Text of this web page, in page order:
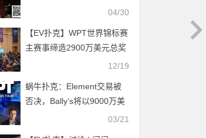
不到2小时拿下195w刀底池
04/30
【EV扑克】WPT世界锦标赛
主赛事缔造2900万美元总奖
12/19
蜗牛扑克：Element交易被
否决，Bally’s将以9000万美
03/21